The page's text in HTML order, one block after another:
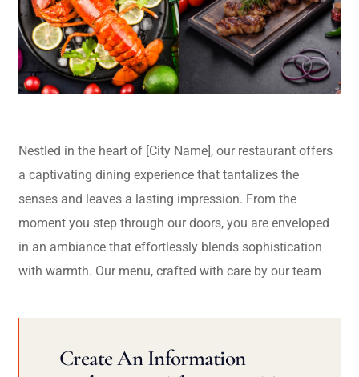
Nestled in the heart of [City Name], our restaurant offers
a captivating dining experience that tantalizes the
senses and leaves a lasting impression. From the
moment you step through our doors, you are enveloped
in an ambiance that effortlessly blends sophistication
with warmth. Our menu, crafted with care by our team
Create An Information